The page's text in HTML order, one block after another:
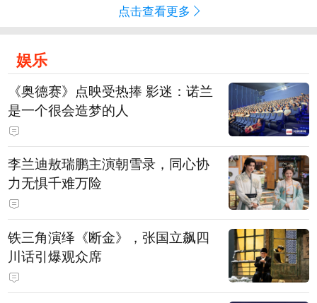
点击查看更多
娱乐
《奥德赛》点映受热捧 影迷：诺兰
是一个很会造梦的人
李兰迪敖瑞鹏主演朝雪录，同心协
力无惧千难万险
铁三角演绎《断金》，张国立飙四
川话引爆观众席